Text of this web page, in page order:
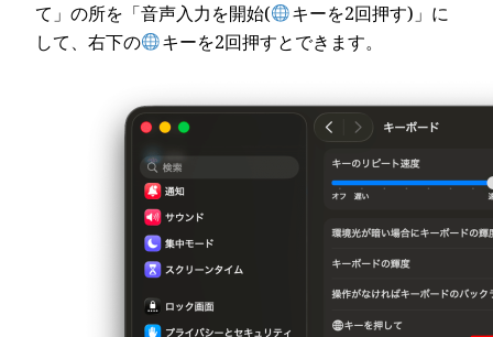
て」の所を「音声入力を開始(
キーを2回押す)」に
して、右下の
キーを2回押すとできます。